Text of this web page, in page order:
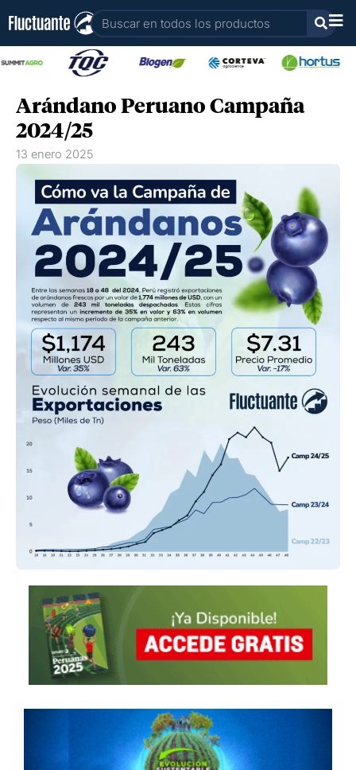
contenido
Buscar
Arándano Peruano Campaña
2024/25
13 enero 2025